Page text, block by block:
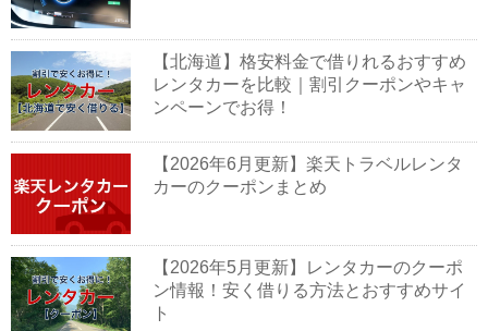
【北海道】格安料金で借りれるおすすめ
レンタカーを比較｜割引クーポンやキャ
ンペーンでお得！
【2026年6月更新】楽天トラベルレンタ
カーのクーポンまとめ
【2026年5月更新】レンタカーのクーポ
ン情報！安く借りる方法とおすすめサイ
ト